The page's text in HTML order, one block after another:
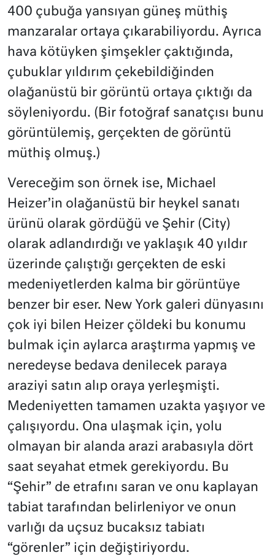
400 çubuğa yansıyan güneş müthiş
manzaralar ortaya çıkarabiliyordu. Ayrıca
hava kötüyken şimşekler çaktığında,
çubuklar yıldırım çekebildiğinden
olağanüstü bir görüntü ortaya çıktığı da
söyleniyordu. (Bir fotoğraf sanatçısı bunu
görüntülemiş, gerçekten de görüntü
müthiş olmuş.)
Vereceğim son örnek ise, Michael
Heizer’in olağanüstü bir heykel sanatı
ürünü olarak gördüğü ve Şehir (City)
olarak adlandırdığı ve yaklaşık 40 yıldır
üzerinde çalıştığı gerçekten de eski
medeniyetlerden kalma bir görüntüye
benzer bir eser. New York galeri dünyasını
çok iyi bilen Heizer çöldeki bu konumu
bulmak için aylarca araştırma yapmış ve
neredeyse bedava denilecek paraya
araziyi satın alıp oraya yerleşmişti.
Medeniyetten tamamen uzakta yaşıyor ve
çalışıyordu. Ona ulaşmak için, yolu
olmayan bir alanda arazi arabasıyla dört
saat seyahat etmek gerekiyordu. Bu
“Şehir” de etrafını saran ve onu kaplayan
tabiat tarafından belirleniyor ve onun
varlığı da uçsuz bucaksız tabiatı
“görenler” için değiştiriyordu.